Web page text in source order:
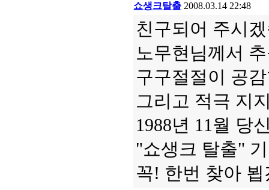
쇼생크탈출 2008.03.14 22:48
친구되어 주시
노무현님께서
구구절절이 공
그리고 적극 지
1988년 11월 당
"쇼생크 탈출"
꼭! 한번 찾아